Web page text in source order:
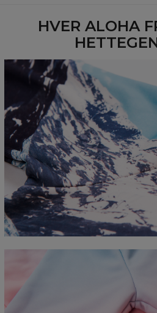
Measured flat
CM
XS S M
A - Length
67 68 69
B - Chest width
50
C - Sleeve length
63 64
HVER ALOHA